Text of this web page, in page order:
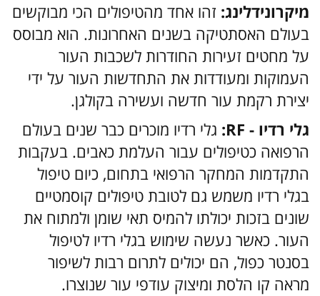
מיקרונידלינג: זהו אחד מהטיפולים הכי מבוקשים
בעולם האסתטיקה בשנים האחרונות. הוא מבוסס
על מחטים זעירות החודרות לשכבות העור
העמוקות ומעודדות את התחדשות העור על ידי
יצירת רקמת עור חדשה ועשירה בקולגן.
גלי רדיו - RF:
גלי רדיו מוכרים כבר שנים בעולם
הרפואה כטיפולים עבור העלמת כאבים. בעקבות
התקדמות המחקר הרפואי בתחום, כיום טיפול
בגלי רדיו משמש גם לטובת טיפולים קוסמטיים
שונים בזכות יכולתו להמיס תאי שומן ולמתוח את
העור. כאשר נעשה שימוש בגלי רדיו לטיפול
בסנטר כפול, הם יכולים לתרום רבות לשיפור
מראה קו הלסת ומיצוק עודפי עור שנוצרו.